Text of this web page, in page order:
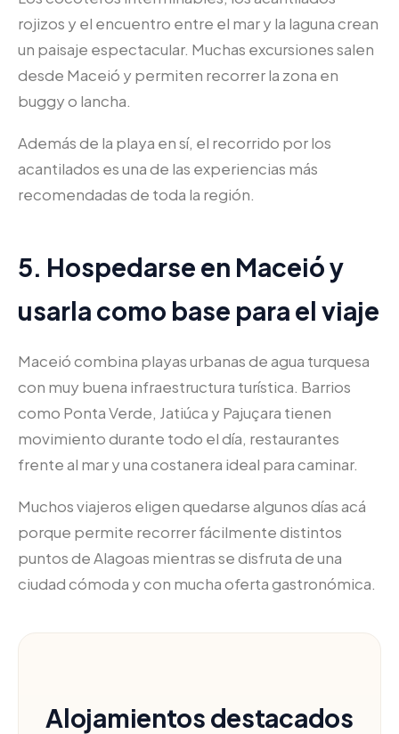
rojizos y el encuentro entre el mar y la laguna crean
un paisaje espectacular. Muchas excursiones salen
desde Maceió y permiten recorrer la zona en
buggy o lancha.
Además de la playa en sí, el recorrido por los
acantilados es una de las experiencias más
recomendadas de toda la región.
5. Hospedarse en Maceió y
usarla como base para el viaje
Maceió combina playas urbanas de agua turquesa
con muy buena infraestructura turística. Barrios
como Ponta Verde, Jatiúca y Pajuçara tienen
movimiento durante todo el día, restaurantes
frente al mar y una costanera ideal para caminar.
Muchos viajeros eligen quedarse algunos días acá
porque permite recorrer fácilmente distintos
puntos de Alagoas mientras se disfruta de una
ciudad cómoda y con mucha oferta gastronómica.
Alojamientos destacados